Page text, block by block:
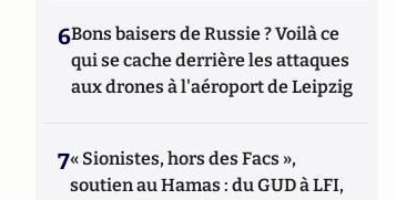
6Bons baisers de Russie ? Voilà ce
qui se cache derrière les attaques
aux drones à l'aéroport de Leipzig
7« Sionistes, hors des Facs »,
soutien au Hamas : du GUD à LFI,